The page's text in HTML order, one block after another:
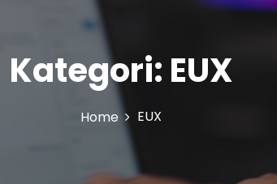
Kategori: EUX
Home EUX